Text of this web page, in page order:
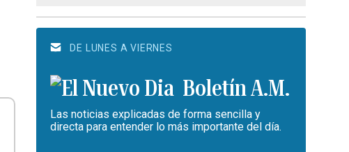
DE LUNES A VIERNES
Boletín A.M.
Las noticias explicadas de forma sencilla y
directa para entender lo más importante del día.